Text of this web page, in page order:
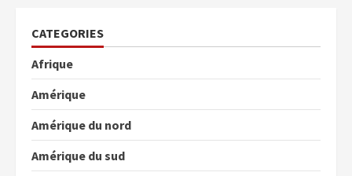
CATEGORIES
Afrique
Amérique
Amérique du nord
Amérique du sud